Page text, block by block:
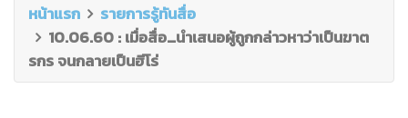
หน้าแรก
รายการรู้ทันสื่อ
10.06.60 : เมื่อสื่อ…นำเสนอผู้ถูกกล่าวหาว่าเป็นฆาต
รกร จนกลายเป็นฮีโร่